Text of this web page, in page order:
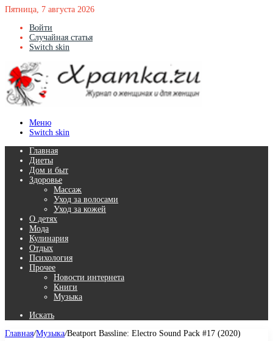
Пятница, 7 августа 2026
Войти
Случайная статья
Switch skin
Меню
Switch skin
Главная
Диеты
Дом и быт
Здоровье
Массаж
Уход за волосами
Уход за кожей
О детях
Мода
Кулинария
Отдых
Психология
Прочее
Новости интернета
Книги
Музыка
Искать
Главная/Музыка/Beatport Bassline: Electro Sound Pack #17 (2020)